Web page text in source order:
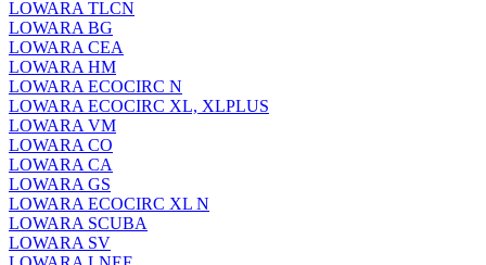
LOWARA TLCN
LOWARA BG
LOWARA CEA
LOWARA HM
LOWARA ECOCIRC N
LOWARA ECOCIRC XL, XLPLUS
LOWARA VM
LOWARA CO
LOWARA CA
LOWARA GS
LOWARA ECOCIRC XL N
LOWARA SCUBA
LOWARA SV